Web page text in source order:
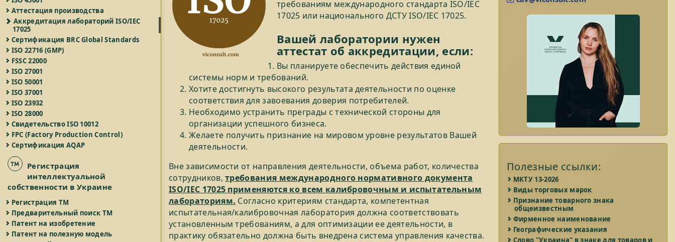
Аттестация производства
Аккредитация лабораторий ISO/IEC
17025
Сертификация BRC Global Standards
ISO 22716 (GMP)
FSSC 22000
ISO 27001
ISO 50001
ISO 37001
ISO 23932
ISO 28000
Свидетельство ISO 10012
FPC (Factory Production Control)
Сертификация AQAP
Регистрация
интеллектуальной
собственности в Украине
Регистрация ТМ
Предварительный поиск ТМ
Патент на изобретение
Патент на полезную модель
требованиям международного стандарта ISO/IEC
17025 или национального ДСТУ ISO/ІЕС 17025.
Вашей лаборатории нужен
аттестат об аккредитации, если:
Вы планируете обеспечить действия единой
системы норм и требований.
Хотите достигнуть высокого результата деятельности по оценке
соответствия для завоевания доверия потребителей.
Необходимо устранить преграды с технической стороны для
организации успешного бизнеса.
Желаете получить признание на мировом уровне результатов Вашей
деятельности.
Вне зависимости от направления деятельности, объема работ, количества
сотрудников,требования международного нормативного документа
ISO/IEC 17025 применяются ко всем калибровочным и испытательным
лабораториям. Согласно критериям стандарта, компетентная
испытательная/калибровочная лаборатория должна соответствовать
установленным требованиям, а для оптимизации ее деятельности, в
практику обязательно должна быть внедрена система управления качества.
Полезные ссылки:
МКТУ 13-2026
Виды торговых марок
Признание товарного знака
общеизвестным
Фирменное наименование
Географические указания
Слово "Украина" в знаке для товаров и